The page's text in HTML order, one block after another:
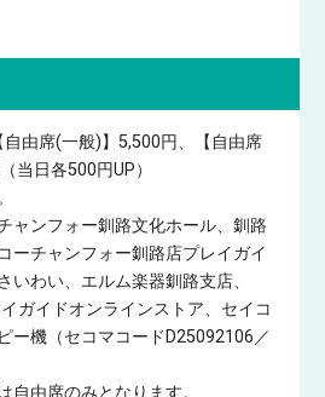
自由席(一般)】5,500円、【自由席
当日各500円UP）
ャンフォー釧路文化ホール、釧路
ーチャンフォー釧路店プレイガイ
いわい、エルム楽器釧路支店、
ガイドオンラインストア、セイコ
ー機（セコマコードD25092106／
由席のみとなります。